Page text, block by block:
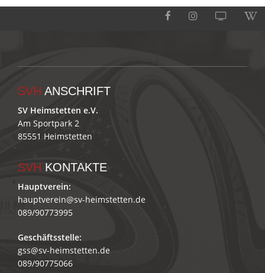
SVH ANSCHRIFT
SV Heimstetten e.V.
Am Sportpark 2
85551 Heimstetten
SVH KONTAKTE
Hauptverein:
hauptverein@sv-heimstetten.de
089/90773995
Geschäftsstelle:
gss@sv-heimstetten.de
089/90775066